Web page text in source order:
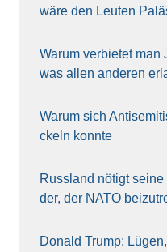
wäre den Leu­ten
War­um ver­bie­tet man
was allen ande­ren
War­um sich
ckeln konn­te
Russ­land nötigt
der, der NATO
Donald Trump: